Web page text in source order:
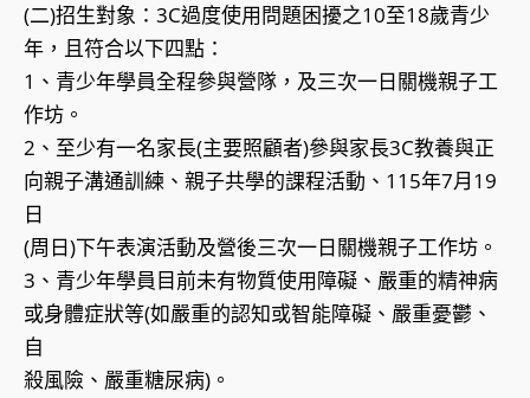
(二)招生對象：3C過度使用問題困擾之10至18歲青少
年，且符合以下四點：
1、青少年學員全程參與營隊，及三次一日關機親子工
作坊。
2、至少有一名家長(主要照顧者)參與家長3C教養與正
向親子溝通訓練、親子共學的課程活動、115年7月19
日
(周日)下午表演活動及營後三次一日關機親子工作坊。
3、青少年學員目前未有物質使用障礙、嚴重的精神病
或身體症狀等(如嚴重的認知或智能障礙、嚴重憂鬱、
自
殺風險、嚴重糖尿病)。